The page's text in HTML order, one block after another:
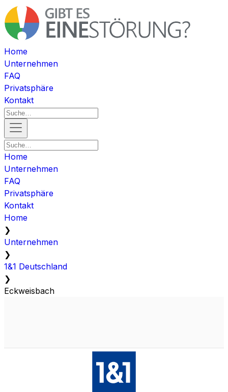
Home
Unternehmen
FAQ
Privatsphäre
Kontakt
Home
Unternehmen
FAQ
Privatsphäre
Kontakt
Home
❯
Unternehmen
❯
1&1 Deutschland
❯
Eckweisbach